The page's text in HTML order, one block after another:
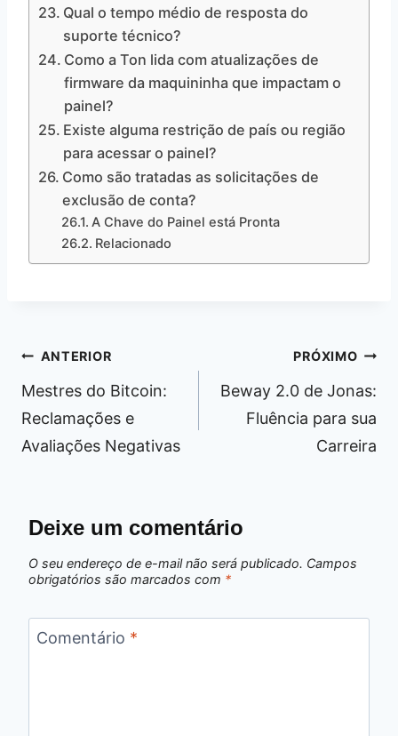
Qual o tempo médio de resposta do
suporte técnico?
Como a Ton lida com atualizações de
firmware da maquininha que impactam o
painel?
Existe alguma restrição de país ou região
para acessar o painel?
Como são tratadas as solicitações de
exclusão de conta?
A Chave do Painel está Pronta
Relacionado
Navegação
de
Post
ANTERIOR
Mestres do Bitcoin:
Reclamações e
Avaliações Negativas
PRÓXIMO
Beway 2.0 de Jonas:
Fluência para sua
Carreira
Deixe um comentário
O seu endereço de e-mail não será publicado. Campos
obrigatórios são marcados com *
Comentário *